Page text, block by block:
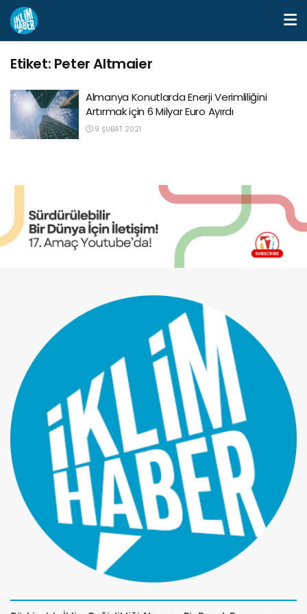
Etiket: Peter Altmaier
Almanya Konutlarda Enerji Verimliliğini
Artırmak için 6 Milyar Euro Ayırdı
9 ŞUBAT 2021